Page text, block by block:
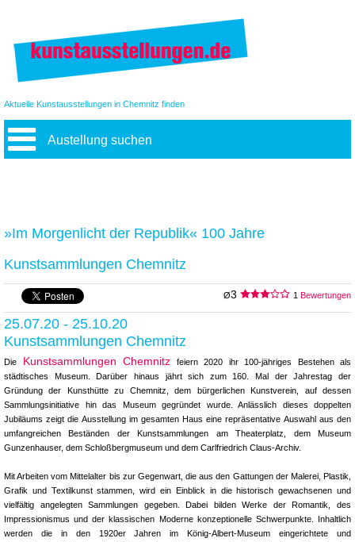
Aktuelle Kunstausstellungen in Chemnitz finden
Austellung suchen
»Im Morgenlicht der Republik« 100 Jahre
Kunstsammlungen Chemnitz
Ø3 1 Bewertungen
25.07.20 - 25.10.20
Kunstsammlungen Chemnitz
Die Kunstsammlungen Chemnitz feiern 2020 ihr 100-jähriges Bestehen als
städtisches Museum. Darüber hinaus jährt sich zum 160. Mal der Jahrestag der
Gründung der Kunsthütte zu Chemnitz, dem bürgerlichen Kunstverein, auf dessen
Sammlungsinitiative hin das Museum gegründet wurde. Anlässlich dieses doppelten
Jubiläums zeigt die Ausstellung im gesamten Haus eine repräsentative Auswahl aus den
umfangreichen Beständen der Kunstsammlungen am Theaterplatz, dem Museum
Gunzenhauser, dem Schloßbergmuseum und dem Carlfriedrich Claus-Archiv.
Mit Arbeiten vom Mittelalter bis zur Gegenwart, die aus den Gattungen der Malerei, Plastik,
Grafik und Textilkunst stammen, wird ein Einblick in die historisch gewachsenen und
vielfältig angelegten Sammlungen gegeben. Dabei bilden Werke der Romantik, des
Impressionismus und der klassischen Moderne konzeptionelle Schwerpunkte. Inhaltlich
werden die in den 1920er Jahren im König-Albert-Museum eingerichtete und